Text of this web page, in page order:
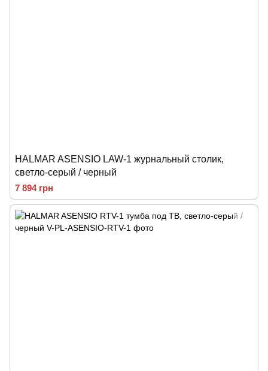
HALMAR ASENSIO LAW-1 журнальный столик,
светло-серый / черный
7 894 грн